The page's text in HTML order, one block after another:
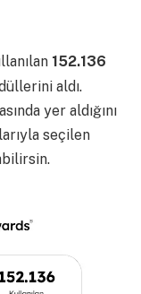
152.136
aldı.
yer aldığını
seçilen